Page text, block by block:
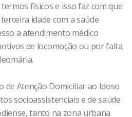
físicos e isso faz com que
idade com a saúde
a atendimento médico
de locomoção ou por falta
de Atenção Domiciliar ao Idoso
socioassistenciais e de saúde
tanto na zona urbana